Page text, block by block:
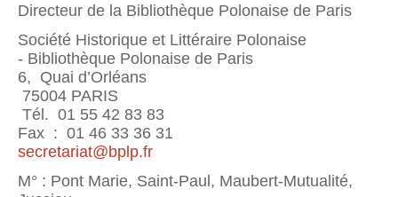
Directeur de la Bibliothèque Polonaise de Paris
Société Historique et Littéraire Polonaise
- Bibliothèque Polonaise de Paris
6, Quai d’Orléans
75004 PARIS
Tél. 01 55 42 83 83
Fax : 01 46 33 36 31
secretariat@bplp.fr
M° : Pont Marie, Saint-Paul, Maubert-Mutualité,